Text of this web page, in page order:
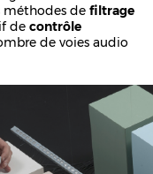
méthodes defiltrage
decontrôle
de voies audio